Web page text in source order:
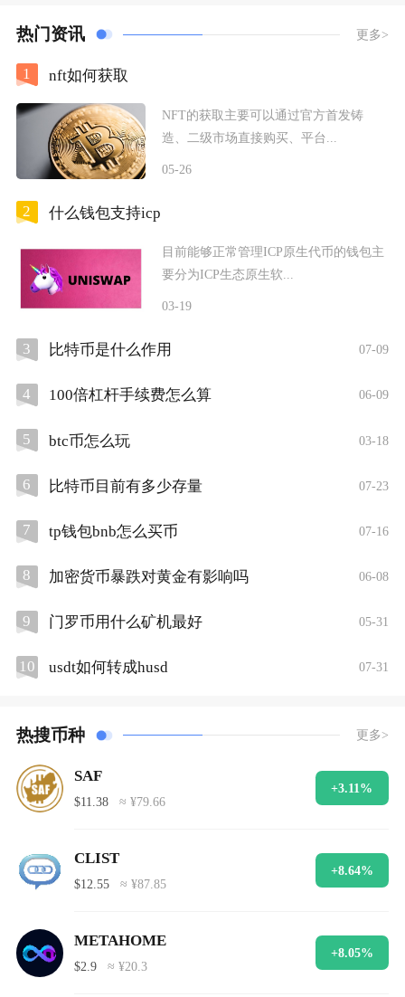
热门资讯 更多>
1 nft如何获取
NFT的获取主要可以通过官方首发铸
造、二级市场直接购买、平台...
05-26
2 什么钱包支持icp
目前能够正常管理ICP原生代币的钱包主
要分为ICP生态原生软...
03-19
3 比特币是什么作用 07-09
4 100倍杠杆手续费怎么算 06-09
5 btc币怎么玩 03-18
6 比特币目前有多少存量 07-23
7 tp钱包bnb怎么买币 07-16
8 加密货币暴跌对黄金有影响吗 06-08
9 门罗币用什么矿机最好 05-31
10 usdt如何转成husd 07-31
热搜币种 更多>
SAF
$11.38 ≈ ¥79.66
+3.11%
CLIST
$12.55 ≈ ¥87.85
+8.64%
METAHOME
$2.9 ≈ ¥20.3
+8.05%